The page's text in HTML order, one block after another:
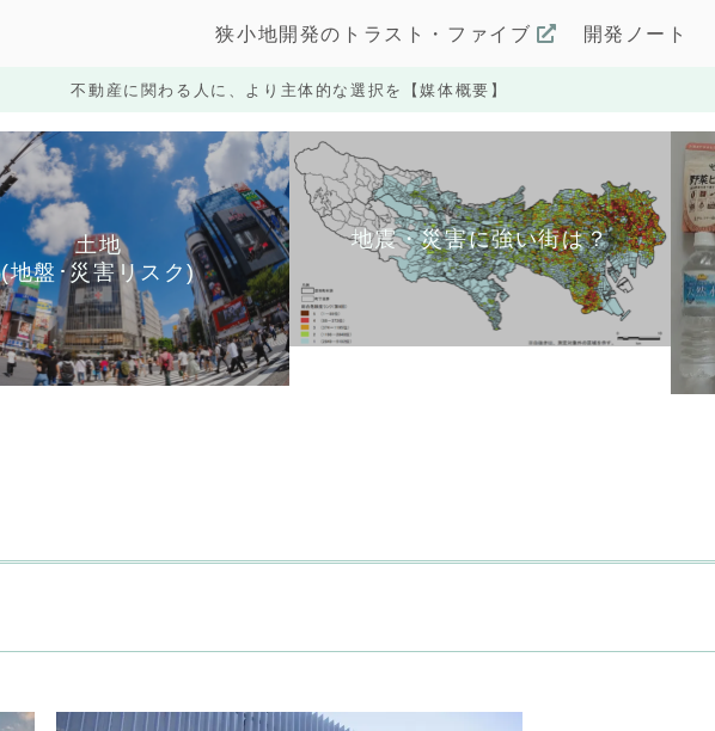
狭小地開発のトラスト・ファイブ 開発ノート
不動産に関わる人に、より主体的な選択を【媒体概要】
土地
(地盤･災害リスク)
地震・災害に強い街は？